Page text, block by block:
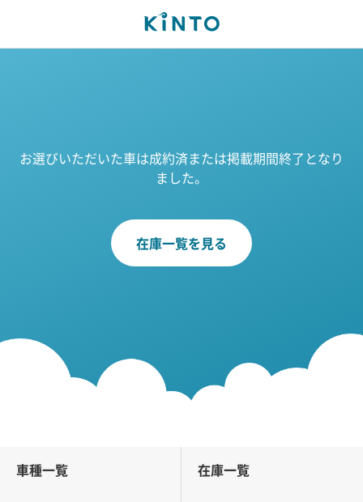
お選びいただいた車は成約済または掲載期間終了となり
ました。
在庫一覧を見る
車種一覧 在庫一覧